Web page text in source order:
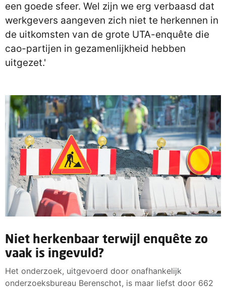
een goede sfeer. Wel zijn we erg verbaasd dat
werkgevers aangeven zich niet te herkennen in
de uitkomsten van de grote UTA-enquête die
cao-partijen in gezamenlijkheid hebben
uitgezet.'
Niet herkenbaar terwijl enquête zo
vaak is ingevuld?
Het onderzoek, uitgevoerd door onafhankelijk
onderzoeksbureau Berenschot, is maar liefst door 662